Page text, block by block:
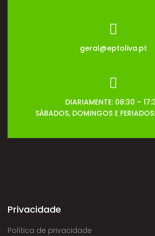
geral@eptoliva.pt
DIARIAMENTE: 08:30 –
SÁBADOS, DOMINGOS E
Privacidade
Política de privacidade